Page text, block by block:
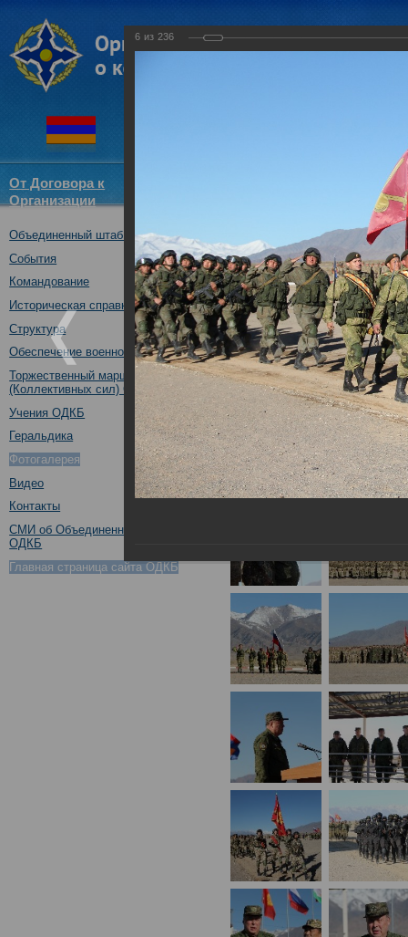
От Договора к
Организации
Объединенный штаб ОДКБ
События
Командование
Историческая справка
Структура
Обеспечение военной безопасности
Торжественный марш Войск
(Коллективных сил) ОДКБ
Учения ОДКБ
Геральдика
Фотогалерея
Видео
Контакты
СМИ об Объединенном штабе
ОДКБ
Главная страница сайта ОДКБ
Совместное тактическое
«Рубеж-2016»
04.10.2016
6 из 236